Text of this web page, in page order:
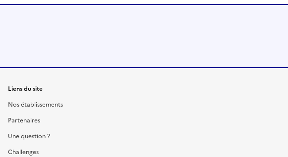
Liens du site
Nos établissements
Partenaires
Une question ?
Challenges